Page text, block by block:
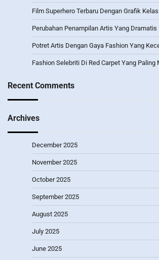
Film Superhero Terbaru Dengan Grafik
Perubahan Penampilan Artis Yang Dramatis
Potret Artis Dengan Gaya Fashion Yang
Fashion Selebriti Di Red Carpet Yang Paling
Recent Comments
Archives
December 2025
November 2025
October 2025
September 2025
August 2025
July 2025
June 2025